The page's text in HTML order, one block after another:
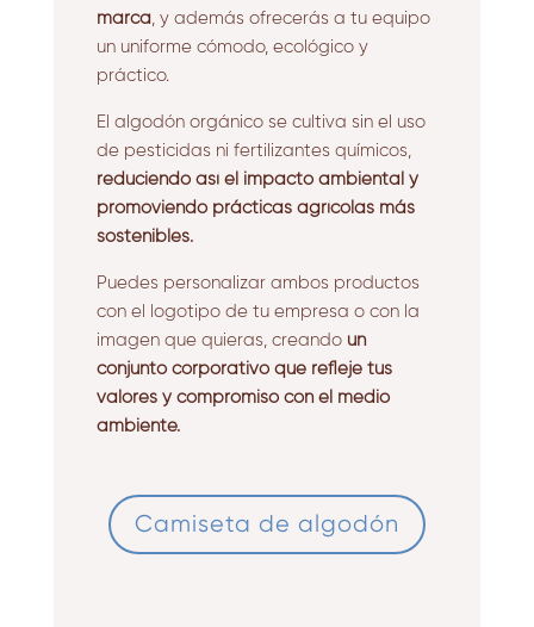
marca, y además ofrecerás a tu equipo
un uniforme cómodo, ecológico y
práctico.
El algodón orgánico se cultiva sin el uso
de pesticidas ni fertilizantes químicos,
reduciendo así el impacto ambiental y
promoviendo prácticas agrícolas más
sostenibles.
Puedes personalizar ambos productos
con el logotipo de tu empresa o con la
imagen que quieras, creando un
conjunto corporativo que refleje tus
valores y compromiso con el medio
ambiente.
Camiseta de algodón